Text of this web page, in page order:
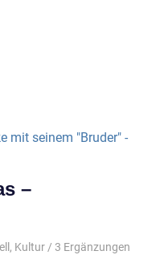
–
, Kultur/ 3 Ergänzungen